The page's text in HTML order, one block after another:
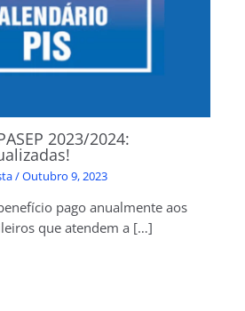
2023/2024:
/Outubro 9, 2023
pago anualmente aos
que atendem a […]